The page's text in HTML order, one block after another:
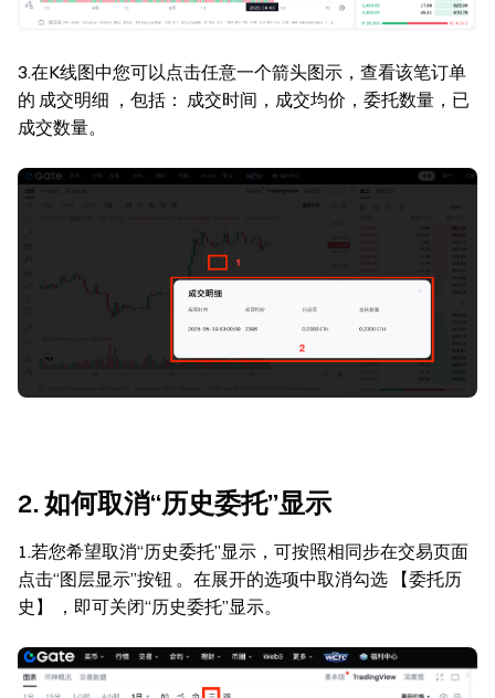
3.在K线图中您可以点击任意一个箭头图示，查看该笔订单
的 成交明细 ，包括： 成交时间，成交均价，委托数量，已
成交数量。
2. 如何取消“历史委托”显示
1.若您希望取消“历史委托”显示，可按照相同步在交易页面
点击“图层显示”按钮 。在展开的选项中取消勾选
【委托历
史】
，即可关闭“历史委托”显示。